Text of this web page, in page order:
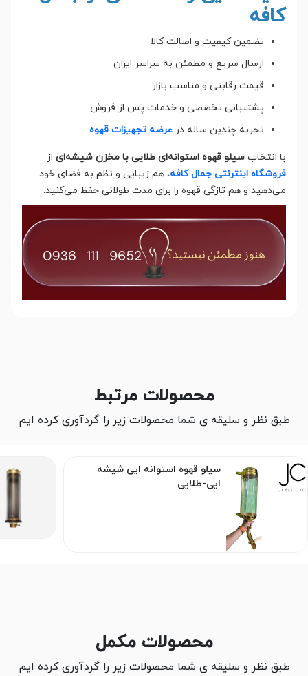
کافه
تضمین کیفیت و اصالت کالا
ارسال سریع و مطمئن به سراسر ایران
قیمت رقابتی و مناسب بازار
پشتیبانی تخصصی و خدمات پس از فروش
تجربه چندین ساله در عرضه تجهیزات قهوه
با انتخاب سیلو قهوه استوانه‌ای طلایی با مخزن شیشه‌ای از
فروشگاه اینترنتی جمال کافه، هم زیبایی و نظم به فضای خود
می‌دهید و هم تازگی قهوه را برای مدت طولانی حفظ می‌کنید.
محصولات مرتبط
طبق نظر و سلیقه ی شما محصولات زیر را گردآوری کرده ایم
سیلو قهوه استوانه ایی شیشه
ایی-طلایی
محصولات مکمل
طبق نظر و سلیقه ی شما محصولات زیر را گردآوری کرده ایم